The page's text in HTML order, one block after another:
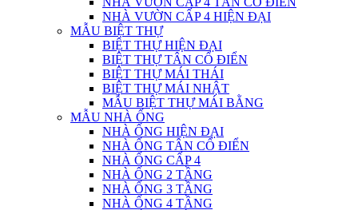
NHÀ VƯỜN CẤP 4 HIỆN ĐẠI
MẪU BIỆT THỰ
BIỆT THỰ HIỆN ĐẠI
BIỆT THỰ TÂN CỔ ĐIỂN
BIỆT THỰ MÁI THÁI
BIỆT THỰ MÁI NHẬT
MẪU BIỆT THỰ MÁI BẰNG
MẪU NHÀ ỐNG
NHÀ ỐNG HIỆN ĐẠI
NHÀ ỐNG TÂN CỔ ĐIỂN
NHÀ ỐNG CẤP 4
NHÀ ỐNG 2 TẦNG
NHÀ ỐNG 3 TẦNG
NHÀ ỐNG 4 TẦNG